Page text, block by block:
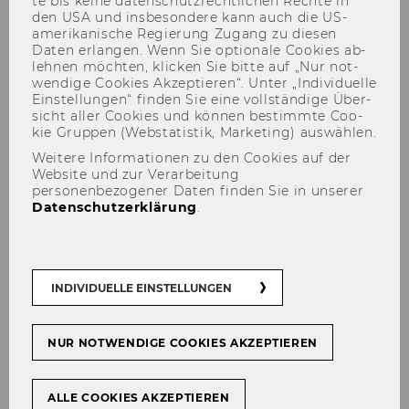
Martina Rüscher
den USA und ins­be­son­de­re kann auch die US-​
amerikanische Re­gie­rung Zu­gang zu die­sen
Daten er­lan­gen. Wenn Sie op­tio­na­le Coo­kies ab­
leh­nen möch­ten, kli­cken Sie bitte auf „Nur not­
wen­di­ge Coo­kies Ak­zep­tie­ren“. Unter „In­di­vi­du­el­le
Ein­stel­lun­gen“ fin­den Sie eine voll­stän­di­ge Über­
sicht aller Coo­kies und kön­nen be­stimm­te Coo­
kie Grup­pen (Web­sta­tis­tik, Mar­ke­ting) aus­wäh­len.
Weitere Informationen zu den Cookies auf der
Website und zur Verarbeitung
personenbezogener Daten finden Sie in unserer
Datenschutzerklärung.
INDIVIDUELLE EINSTELLUNGEN
NUR NOTWENDIGE COOKIES AKZEPTIEREN
ALLE COOKIES AKZEPTIEREN